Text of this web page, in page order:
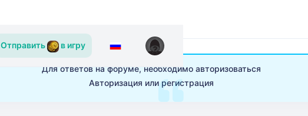
Отправить в игру
Для ответов на форуме, необходимо авторизоваться
Авторизация или регистрация